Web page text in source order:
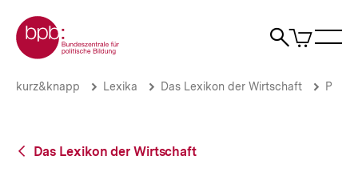
zum
Seiteninhalt
springen
Zur Startseite der bpb
Suche
Artikel
im
Preisniveaustabilität
Brotkrümelnavigation
Pfadnavigation
kurz&knapp Lexika Das Lexikon der Wirtschaft P
Zurück
Das Lexikon der Wirtschaft